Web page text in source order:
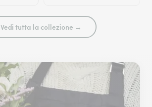
Vedi tutta la collezione →